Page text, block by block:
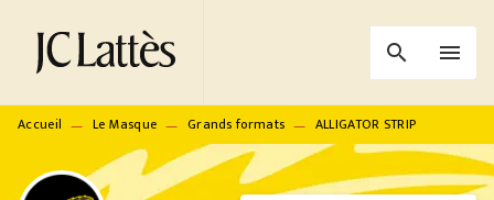
MENU RECHERCHE
PIED DE PAGE
search menu
Accueil — Le Masque — Grands formats — ALLIGATOR STRIP